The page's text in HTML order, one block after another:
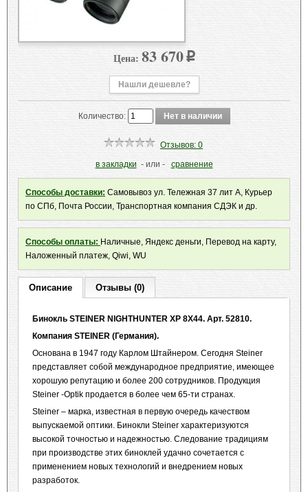
Цена: 83 670p
Нашли дешевле?
Количество:
Отзывов: 0
в закладки - или - сравнение
Способы доставки: Самовывоз ул. Тележная 37 лит А, Курьер
по СПб, Почта России, Транспортная компания СДЭК и др.
Способы оплаты: Наличные, Яндекс деньги, Перевод на карту,
Наложенный платеж, Qiwi, WU
Описание Отзывы (0)
Бинокль STEINER NIGHTHUNTER XP 8X44. Арт. 52810.
Компания STEINER (Германия).
Основана в 1947 году Карлом Штайнером. Сегодня Steiner
представляет собой международное предприятие, имеющее
хорошую репутацию и более 200 сотрудников. Продукция
Steiner -Optik продается в более чем 65-ти странах.
Steiner – марка, известная в первую очередь качеством
выпускаемой оптики. Бинокли Steiner характеризуются
высокой точностью и надежностью. Следование традициям
при производстве этих биноклей удачно сочетается с
применением новых технологий и внедрением новых
разработок.